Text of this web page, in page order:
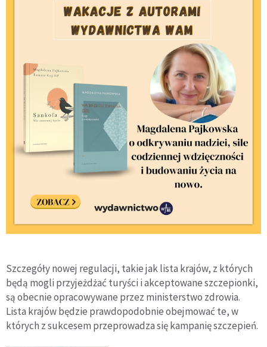
Szczegóły nowej regulacji, takie jak lista krajów, z których
będą mogli przyjeżdżać turyści i akceptowane szczepionki,
są obecnie opracowywane przez ministerstwo zdrowia.
Lista krajów będzie prawdopodobnie obejmować te, w
których z sukcesem przeprowadza się kampanię szczepień.